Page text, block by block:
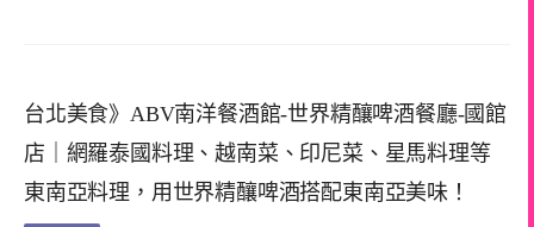
台北美食》ABV南洋餐酒館-世界精釀啤酒餐廳-國館
店｜網羅泰國料理、越南菜、印尼菜、星馬料理等
東南亞料理，用世界精釀啤酒搭配東南亞美味！